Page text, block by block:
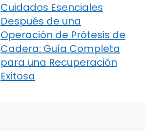
Cuidados Esenciales
Después de una
Operación de Prótesis de
Cadera: Guía Completa
para una Recuperación
Exitosa